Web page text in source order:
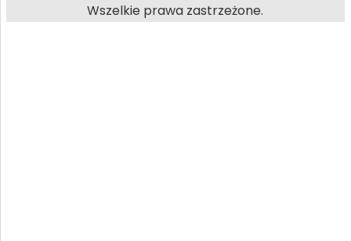
Wszelkie prawa zastrzeżone.